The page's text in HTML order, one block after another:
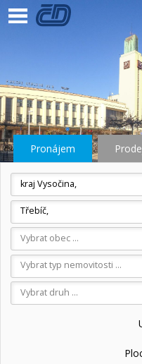
Pronájem
kraj Vysočina,
Třebíč,
Vybrat obec ...
Vybrat typ nemovitosti ...
Vybrat druh ...